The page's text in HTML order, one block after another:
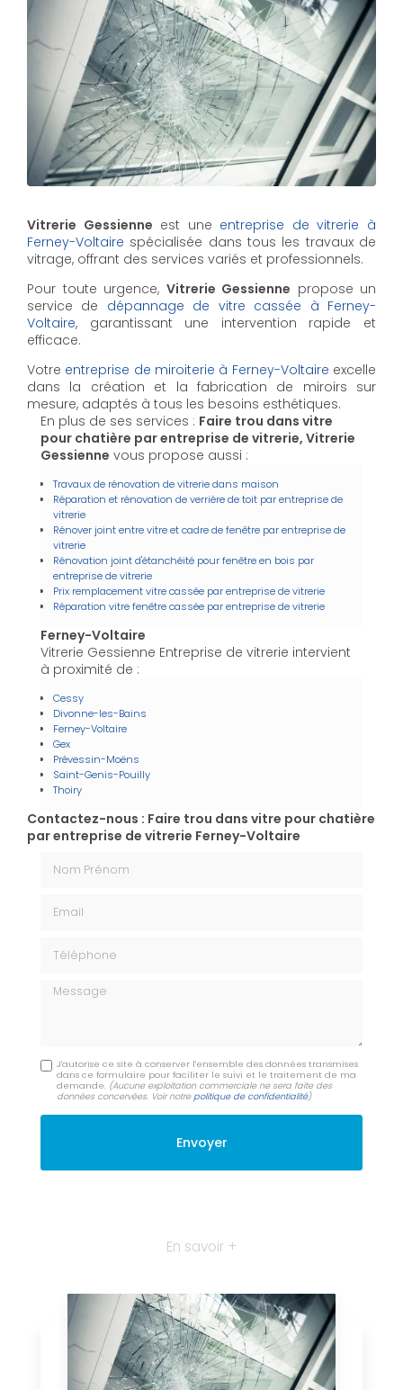
Vitrerie Gessienne est une entreprise de vitrerie à
Ferney-Voltaire spécialisée dans tous les travaux de
vitrage, offrant des services variés et professionnels.
Pour toute urgence, Vitrerie Gessienne propose un
service de dépannage de vitre cassée à Ferney-
Voltaire, garantissant une intervention rapide et
efficace.
Votre entreprise de miroiterie à Ferney-Voltaire excelle
dans la création et la fabrication de miroirs sur
mesure, adaptés à tous les besoins esthétiques.
En plus de ses services : Faire trou dans vitre
pour chatière par entreprise de vitrerie, Vitrerie
Gessienne vous propose aussi :
Travaux de rénovation de vitrerie dans maison
Réparation et rénovation de verrière de toit par entreprise de
vitrerie
Rénover joint entre vitre et cadre de fenêtre par entreprise de
vitrerie
Rénovation joint d'étanchéité pour fenêtre en bois par
entreprise de vitrerie
Prix remplacement vitre cassée par entreprise de vitrerie
Réparation vitre fenêtre cassée par entreprise de vitrerie
Ferney-Voltaire
Vitrerie Gessienne Entreprise de vitrerie intervient
à proximité de :
Cessy
Divonne-les-Bains
Ferney-Voltaire
Gex
Prévessin-Moëns
Saint-Genis-Pouilly
Thoiry
Contactez-nous : Faire trou dans vitre pour chatière
par entreprise de vitrerie Ferney-Voltaire
Message
J'autorise ce site à conserver l'ensemble des données transmises
dans ce formulaire pour faciliter le suivi et le traitement de ma
demande. (Aucune exploitation commerciale ne sera faite des
données concervées. Voir notrepolitique de confidentialité)
En savoir +